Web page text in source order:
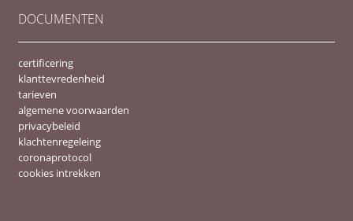
DOCUMENTEN
certificering
klanttevredenheid
tarieven
algemene voorwaarden
privacybeleid
klachtenregeleing
coronaprotocol
cookies intrekken